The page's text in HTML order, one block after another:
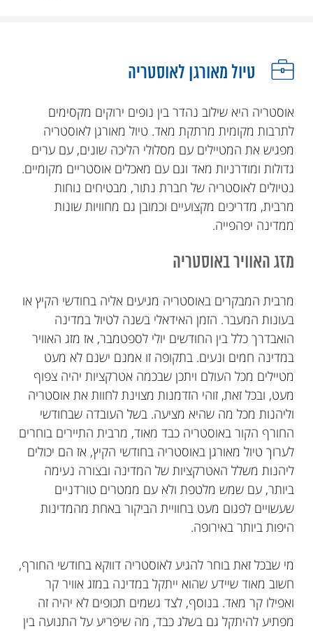
טיול מאורגן לאוסטריה
אוסטריה היא שילוב נהדר בין נופים ירוקים מקסימים
לתרבות מקומית מרתקת מאד. טיול מאורגן לאוסטריה
מפגיש את המטיילים עם מסלולי הליכה שונים, עם ערים
גדולות ומודרניות מאד וגם עם מאכלים אוסטריים מקומיים.
נטיולים לאוסטריה של חברת נתור, מבטיחים נוחות
מרבית, מדריכים מקצועיים וכמובן גם מחוויות שונות
ממדינה יפהפייה.
מזג האוויר באוסטריה
מרבית המבקרים באוסטריה מגיעים אליה בחודשי הקיץ או
בעונות המעבר.
הואבדרך כלל בין החודשים יולי לספטמבר, אז מזג האוויר
במדינה חמים ונעים. בתקופה זו אמנם ישנם לא מעט
מטיילים מכל העולם ויתכן שבכמה אטרקציות יהיה צפוף
מעט, ובכל זאת, זוהי הזדמנות מצוינת לחוות את אוסטריה
וליהנות מכל מה שהיא מציעה. בשל העובדה שבחודשי
החורף הקור באוסטריה כבד מאוד, מרבית התיירים בוחרים
לערוך טיול מאורגן באוסטריה בחודשי הקיץ, אז הם יכולים
ליהנות משלל האטרקציות של המדינה ובצורה נעימה
ביותר, עם שמש מלטפת ולא עם ממטרים טורדניים
שעשויים לפגום מעט בחוויית הביקור באחת מהמדינות
היפות ביותר באירופה.
מי שבכל זאת בוחר להגיע לאוסטריה דווקא בחודשי החורף,
חשוב מאוד שיידע שהוא ייתקל במדינה במזג אוויר קר
ואפילו קר מאד. בנוסף, לצד גשמים תכופים לא יהיה זה
מפתיע להיתקל גם בשלג כבד, מה שיפריע על התנועה בין